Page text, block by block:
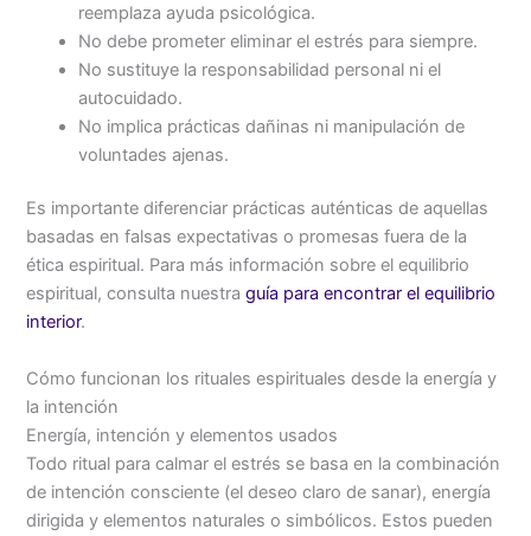
reemplaza ayuda psicológica.
No debe prometer eliminar el estrés para siempre.
No sustituye la responsabilidad personal ni el
autocuidado.
No implica prácticas dañinas ni manipulación de
voluntades ajenas.
Es importante diferenciar prácticas auténticas de aquellas
basadas en falsas expectativas o promesas fuera de la
ética espiritual. Para más información sobre el equilibrio
espiritual, consulta nuestraguía para encontrar el equilibrio
interior.
Cómo funcionan los rituales espirituales desde la energía y
la intención
Energía, intención y elementos usados
Todo ritual para calmar el estrés se basa en la combinación
de intención consciente (el deseo claro de sanar), energía
dirigida y elementos naturales o simbólicos. Estos pueden